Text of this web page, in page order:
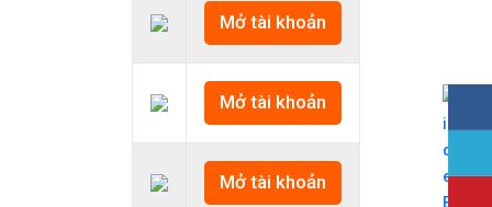
Mở tài khoản
Mở tài khoản
Mở tài khoản